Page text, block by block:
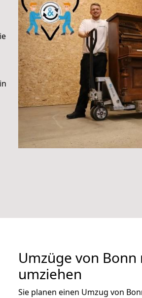
in
Umzüge von
umziehen
Sie planen einen Umzug von